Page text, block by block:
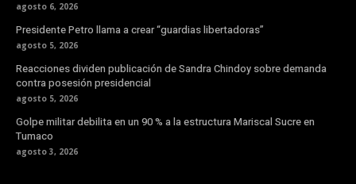
agosto 6, 2026
Presidente Petro llama a crear “guardias libertadoras”
agosto 5, 2026
Reacciones dividen publicación de Sandra Chindoy sobre demanda
contra posesión presidencial
agosto 5, 2026
Golpe militar debilita en un 90 % a la estructura Mariscal Sucre en
Tumaco
agosto 3, 2026